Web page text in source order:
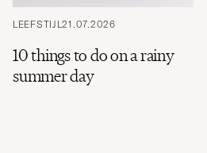
LEEFSTIJL21.07.2026
10 things to do on a rainy
summer day